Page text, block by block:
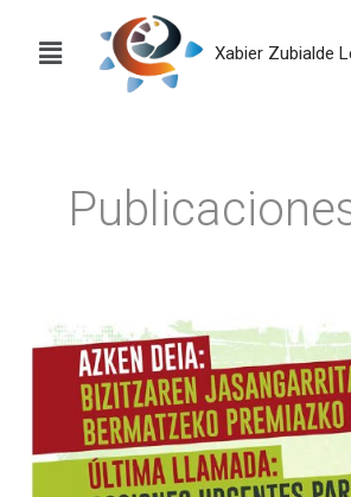
Xabier Zubialde
«Última
llamada/Azken